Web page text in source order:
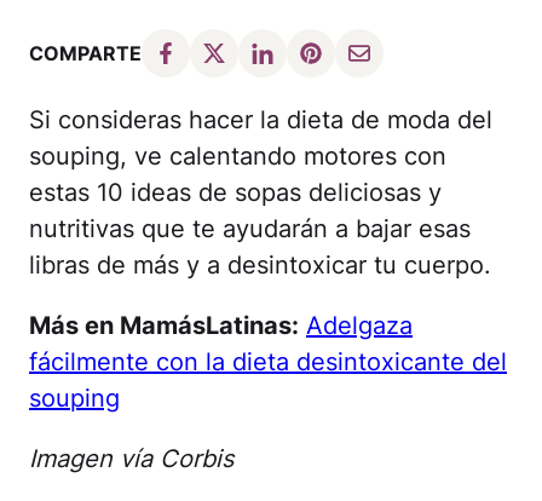
COMPARTE
Si consideras hacer la dieta de moda del
souping, ve calentando motores con
estas 10 ideas de sopas deliciosas y
nutritivas que te ayudarán a bajar esas
libras de más y a desintoxicar tu cuerpo.
Más en MamásLatinas: Adelgaza
fácilmente con la dieta desintoxicante del
souping
Imagen vía Corbis